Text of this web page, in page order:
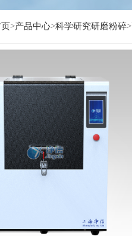
>产品中心>科学研究研磨粉碎>